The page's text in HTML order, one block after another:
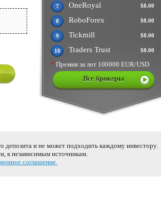
$8.00
7 OneRoyal
$8.00
8 RoboForex
$8.00
9 Tickmill
$8.00
10 Traders Trust
* Премия за лот 100000 EUR/USD
Все брокеры
депозита и не может подходить каждому инвестору.
к независимым источникам.
соглашение.